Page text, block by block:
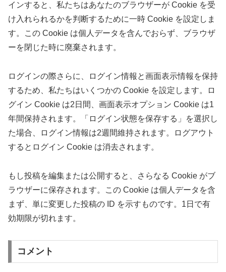
インすると、私たちはあなたのブラウザーが Cookie を受
け入れられるかを判断するために一時 Cookie を設定しま
す。この Cookie は個人データを含んでおらず、ブラウザ
ーを閉じた時に廃棄されます。
ログインの際さらに、ログイン情報と画面表示情報を保持
するため、私たちはいくつかの Cookie を設定します。ロ
グイン Cookie は2日間、画面表示オプション Cookie は1
年間保持されます。「ログイン状態を保存する」を選択し
た場合、ログイン情報は2週間維持されます。ログアウト
するとログイン Cookie は消去されます。
もし投稿を編集または公開すると、さらなる Cookie がブ
ラウザーに保存されます。この Cookie は個人データを含
まず、単に変更した投稿の ID を示すものです。1日で有
効期限が切れます。
コメント